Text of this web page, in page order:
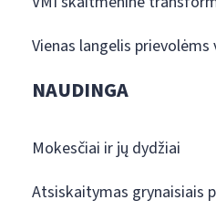
Vienas langelis
NAUDINGA
Mokesčiai ir jų dydžiai
Atsiskaitymas grynaisiais